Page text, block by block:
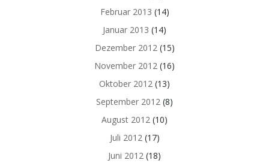
Februar 2013 (14)
Januar 2013 (14)
Dezember 2012 (15)
November 2012 (16)
Oktober 2012 (13)
September 2012 (8)
August 2012 (10)
Juli 2012 (17)
Juni 2012 (18)